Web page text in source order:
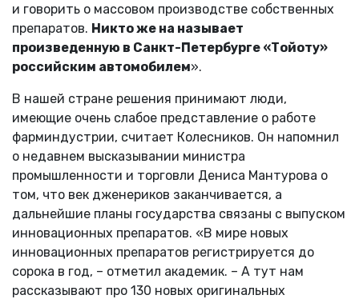
и говорить о массовом производстве собственных
препаратов. Никто же на называет
произведенную в Санкт-Петербурге «Тойоту»
российским автомобилем».
В нашей стране решения принимают люди,
имеющие очень слабое представление о работе
фарминдустрии, считает Колесников. Он напомнил
о недавнем высказывании министра
промышленности и торговли Дениса Мантурова о
том, что век дженериков заканчивается, а
дальнейшие планы государства связаны с выпуском
инновационных препаратов. «В мире новых
инновационных препаратов регистрируется до
сорока в год, – отметил академик. – А тут нам
рассказывают про 130 новых оригинальных